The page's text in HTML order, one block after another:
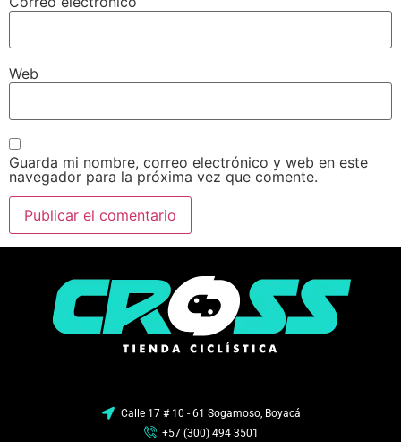
Web
Guarda mi nombre, correo electrónico y web en este
navegador para la próxima vez que comente.
Calle 17 # 10 - 61 Sogamoso, Boyacá
+57 (300) 494 3501